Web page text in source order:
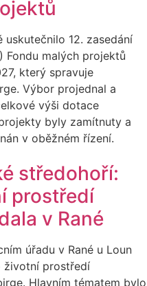
12. zasedání
Fondu malých projektů
který spravuje
Výbor projednal a
výši dotace
byly zamítnuty a
v oběžném řízení.
středohoří:
prostředí
v Rané
úřadu v Rané u Loun
životní prostředí
Hlavním tématem bylo